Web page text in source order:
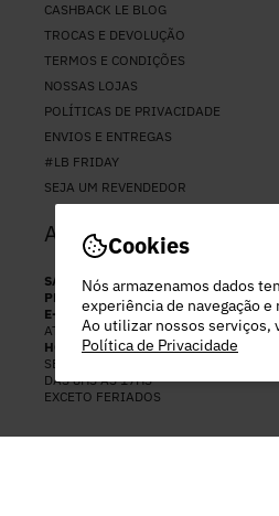
Cookies
Nós armazenamos dados
experiência de navegação
Ao utilizar nossos serviços,
Política de Privacidade
CASHBACK LE BLOG
TROCAS E DEVOLUÇÃO
TERMOS E CONDIÇÕES
NOSSAS LOJAS
POLÍTICAS DE PRIVACIDADE
ENVIOS E ENTREGAS
#LB FRIDAY
SEJA UM REVENDEDOR
ATENDIMENTO
SAC
(11) 94037-2794
PERSONAL SHOPPER
(11) 97282-2892
E-MAIL
HORÁRIO DE ATENDIMENTO:
SEGUNDA A SEX
DAS 8HS ÀS 17HS
EXCETO FERIADOS